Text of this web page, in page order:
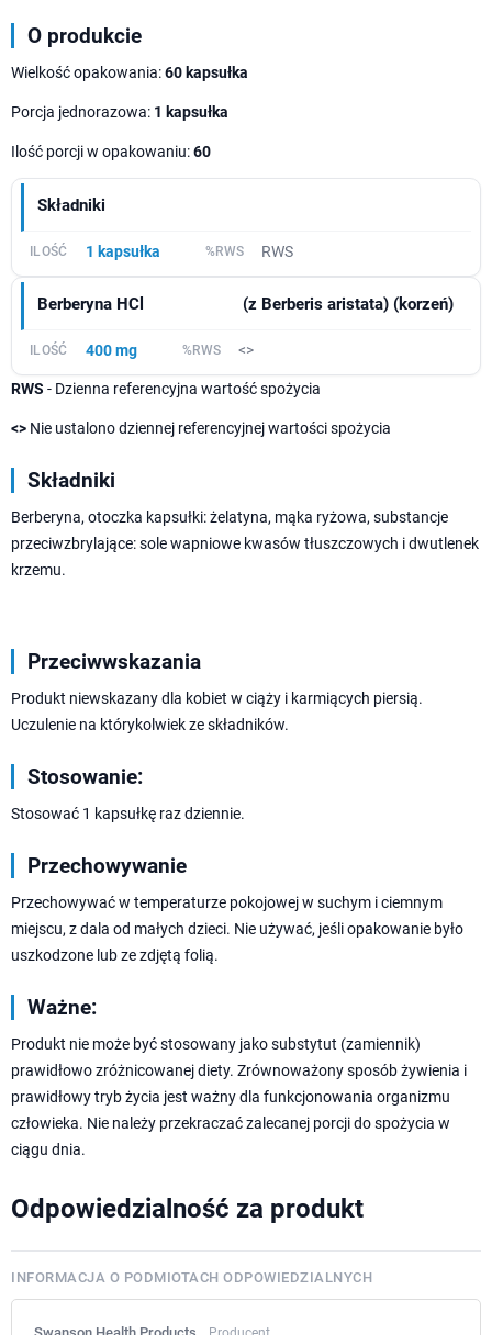
O produkcie
Wielkość opakowania:60 kapsułka
Porcja jednorazowa: 1 kapsułka
Ilość porcji w opakowaniu:60
Składniki
1 kapsułka RWS
Berberyna HCl (z Berberis aristata) (korzeń)
400 mg <>
RWS - Dzienna referencyjna wartość spożycia
<> Nie ustalono dziennej referencyjnej wartości spożycia
Składniki
Berberyna, otoczka kapsułki: żelatyna, mąka ryżowa, substancje
przeciwzbrylające: sole wapniowe kwasów tłuszczowych i dwutlenek
krzemu.
Przeciwwskazania
Produkt niewskazany dla kobiet w ciąży i karmiących piersią.
Uczulenie na którykolwiek ze składników.
Stosowanie:
Stosować 1 kapsułkę raz dziennie.
Przechowywanie
Przechowywać w temperaturze pokojowej w suchym i ciemnym
miejscu, z dala od małych dzieci. Nie używać, jeśli opakowanie było
uszkodzone lub ze zdjętą folią.
Ważne:
Produkt nie może być stosowany jako substytut (zamiennik)
prawidłowo zróżnicowanej diety. Zrównoważony sposób żywienia i
prawidłowy tryb życia jest ważny dla funkcjonowania organizmu
człowieka. Nie należy przekraczać zalecanej porcji do spożycia w
ciągu dnia.
Odpowiedzialność za produkt
INFORMACJA O PODMIOTACH ODPOWIEDZIALNYCH